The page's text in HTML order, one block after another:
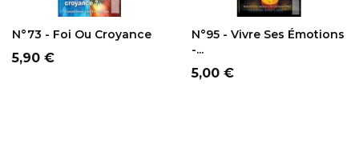
AJOUTER AU
PANIER
N°73 - Foi Ou Croyance
Prix
5,90 €
AJOUTER AU
PANIER
N°95 - Vivre Ses Émotions
-...
Prix
5,00 €